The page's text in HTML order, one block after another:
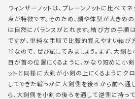
ウィンザーノットは、プレーンノットに比べて
点が特徴です。そのため、顔や体型が大きめの
は自然にバランスがとれます。結び方の手順
ですが、単純な手順で比較的覚えやすい結び
単なので、ぜひ試してみましょう。まず、大剣
目が首の位置にくるように、かなり短めに小剣
ットと同様に大剣が小剣の上にくるようにクロ
してできた輪っかに大剣側を後ろから前へ通
ら、大剣側を小剣の後ろを通して逆側に持って